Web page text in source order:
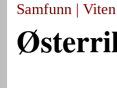
Samfunn | Viten